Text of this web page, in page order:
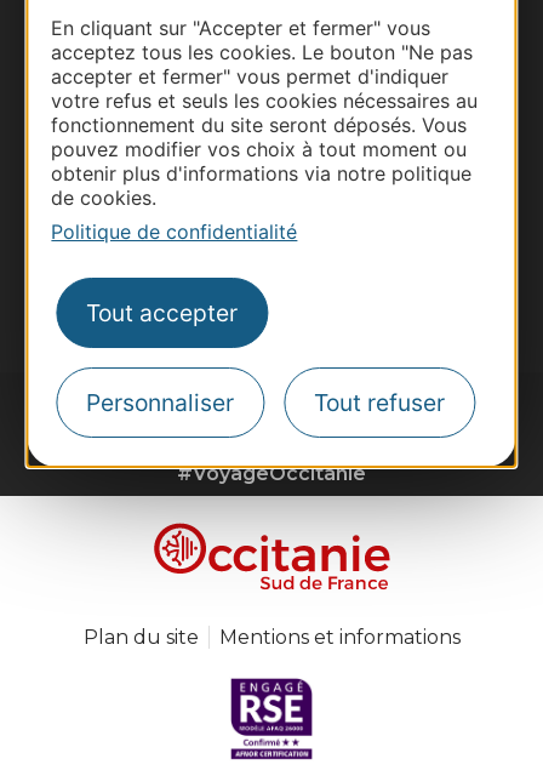
En cliquant sur "Accepter et fermer" vous
acceptez tous les cookies. Le bouton "Ne pas
accepter et fermer" vous permet d'indiquer
votre refus et seuls les cookies nécessaires au
fonctionnement du site seront déposés. Vous
pouvez modifier vos choix à tout moment ou
obtenir plus d'informations via notre politique
de cookies.
Politique de confidentialité
Tout accepter
Personnaliser Tout refuser
Business/Mice
Pros d'Occitanie
Site presse et d'influence
Voyagistes
Destination Sport
Destination Occitanie pour recevoir des
Je m'abonne
#VoyageOccitanie
Plan du site Mentions et informations